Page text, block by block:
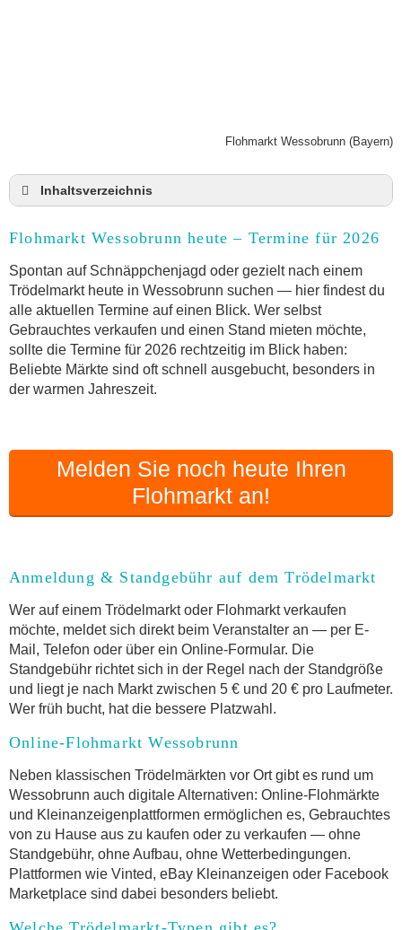
Flohmarkt Wessobrunn (Bayern)
Inhaltsverzeichnis
2026
Online-Flohmarkt Wessobrunn
Welche Trödelmarkt-Typen gibt es?
Aktuelle Flohmarkt-Termine für Wessobrunn und
Umgebung
Kleinanzeigen Wessobrunn als Alternative zum
Trödelmarkt
FAQ: Flohmarkt Wessobrunn
Flohmarkt-Termin melden
Flohmarkt Wessobrunn heute – Termine für 2026
Spontan auf Schnäppchenjagd oder gezielt nach einem
Trödelmarkt heute in Wessobrunn suchen — hier findest du
alle aktuellen Termine auf einen Blick. Wer selbst
Gebrauchtes verkaufen und einen Stand mieten möchte,
sollte die Termine für 2026 rechtzeitig im Blick haben:
Beliebte Märkte sind oft schnell ausgebucht, besonders in
der warmen Jahreszeit.
Melden Sie noch heute Ihren
Flohmarkt an!
Anmeldung & Standgebühr auf dem Trödelmarkt
Wer auf einem Trödelmarkt oder Flohmarkt verkaufen
möchte, meldet sich direkt beim Veranstalter an — per E-
Mail, Telefon oder über ein Online-Formular. Die
Standgebühr richtet sich in der Regel nach der Standgröße
und liegt je nach Markt zwischen 5 € und 20 € pro Laufmeter.
Wer früh bucht, hat die bessere Platzwahl.
Online-Flohmarkt Wessobrunn
Neben klassischen Trödelmärkten vor Ort gibt es rund um
Wessobrunn auch digitale Alternativen: Online-Flohmärkte
und Kleinanzeigenplattformen ermöglichen es, Gebrauchtes
von zu Hause aus zu kaufen oder zu verkaufen — ohne
Standgebühr, ohne Aufbau, ohne Wetterbedingungen.
Plattformen wie Vinted, eBay Kleinanzeigen oder Facebook
Marketplace sind dabei besonders beliebt.